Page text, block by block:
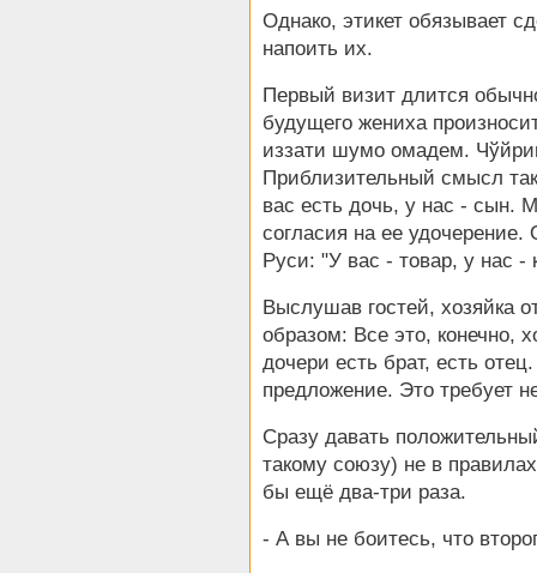
Однако, этикет обязывает
напоить их.
Первый визит длится
будущего жениха
иззати шумо омадем.
Приблизительный смысл
вас есть дочь, у нас - сын.
согласия на ее
Руси: "У вас - товар, у нас -
Выслушав гостей, хозяйка
образом: Все это,
дочери есть брат, есть
предложение. Это требует
Сразу давать
такому союзу) не в
бы ещё два-три раза.
- А вы не боитесь, что